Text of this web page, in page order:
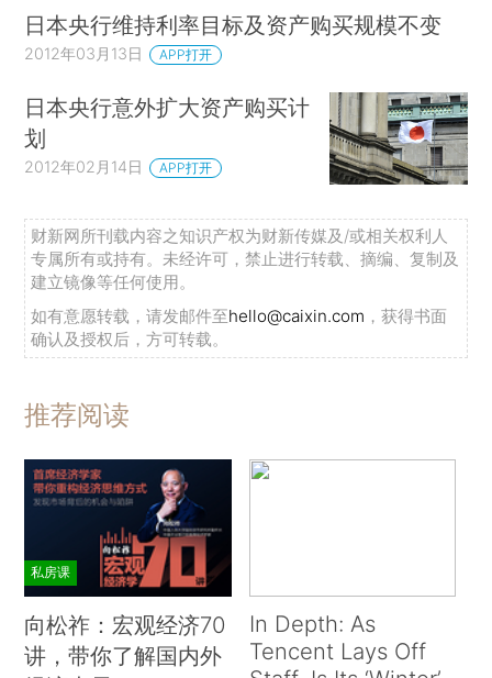
日本央行维持利率目标及资产购买规模不变
2012年03月13日 APP打开
日本央行意外扩大资产购买计
划
2012年02月14日 APP打开
财新网所刊载内容之知识产权为财新传媒及/或相关权利人
专属所有或持有。未经许可，禁止进行转载、摘编、复制及
建立镜像等任何使用。
如有意愿转载，请发邮件至hello@caixin.com ，获得书面
确认及授权后，方可转载。
推荐阅读
私房课
向松祚：宏观经济70
讲，带你了解国内外
In Depth: As
Tencent Lays Off